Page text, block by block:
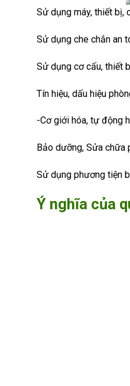
Sử dụng máy, thiết bị,
Sử dụng che chắn an
Sử dụng cơ cấu, thiết
Tín hiệu, dấu hiệu
-Cơ giới hóa, tự động
Bảo dưỡng, Sửa chữa
Sử dụng phương tiện
Ý nghĩa của